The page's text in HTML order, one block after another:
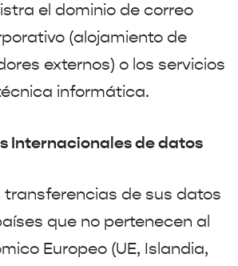
el dominio de correo
(alojamiento de
externos) o los servicios
informática.
Internacionales de datos
transferencias de sus datos
que no pertenecen al
Europeo (UE, Islandia,